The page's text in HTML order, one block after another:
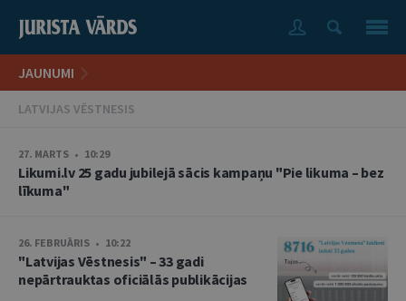
JAUNUMI
LATVIJAS VĒSTNESIS
27. MARTS • 10:29
Likumi.lv 25 gadu jubilejā sācis kampaņu "Pie likuma – bez
līkuma"
26. FEBRUĀRIS • 10:22
"Latvijas Vēstnesis" – 33 gadi
nepārtrauktas oficiālās publikācijas